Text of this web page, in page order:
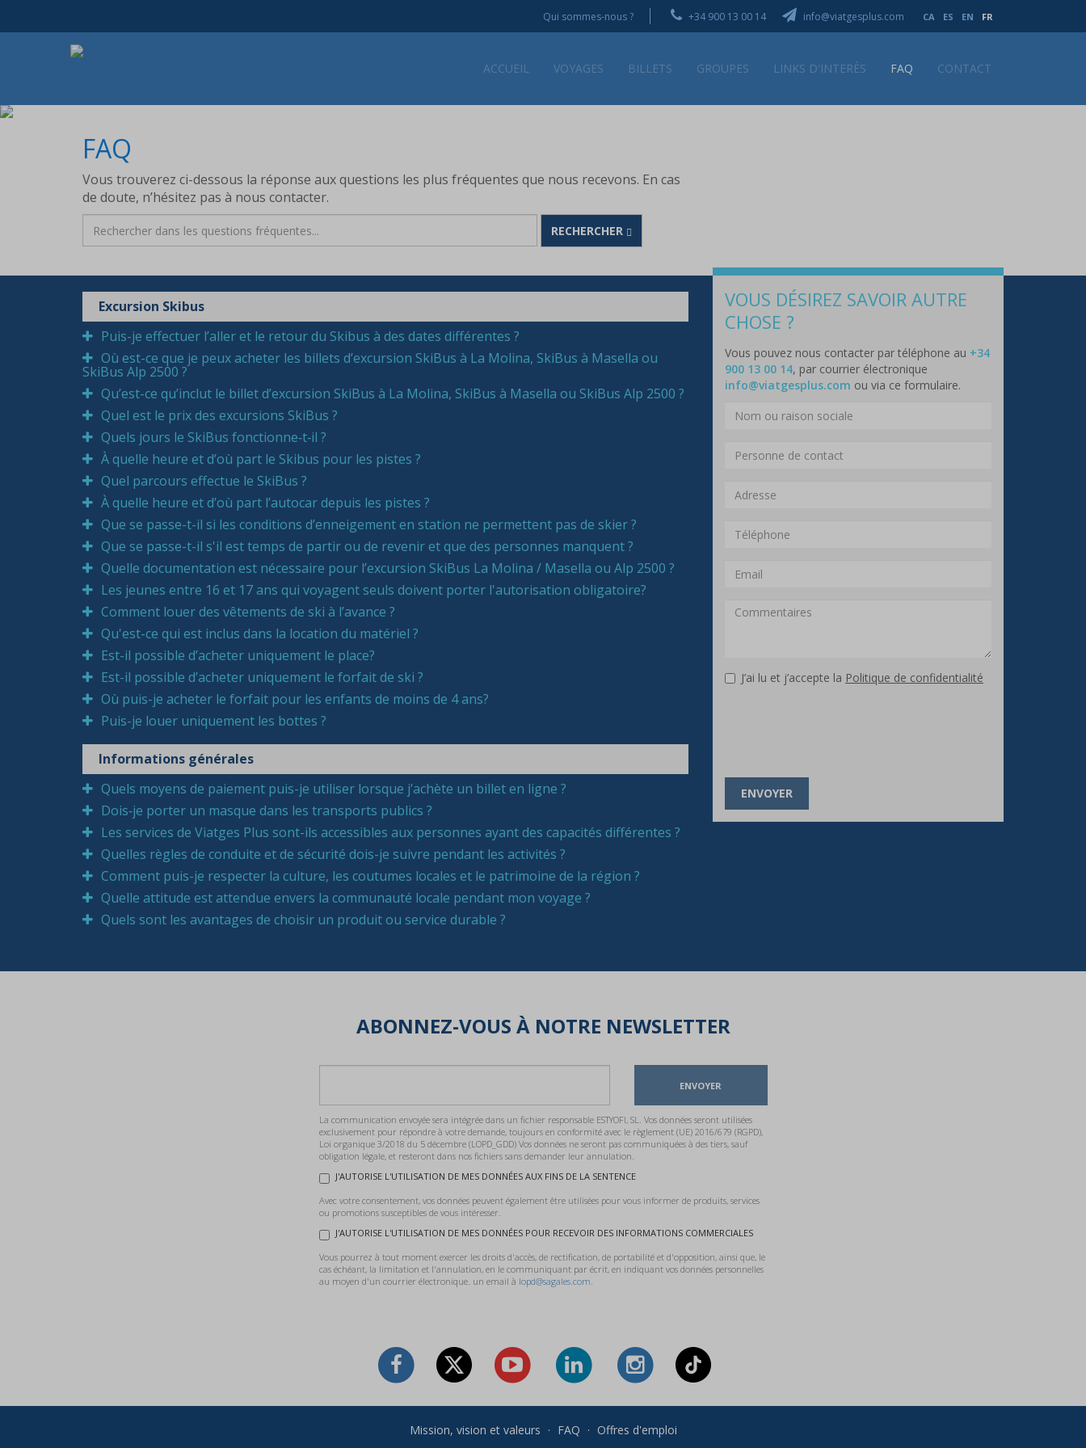
Qui sommes-nous ? +34 900 13 00 14 info@viatgesplus.com CA ES EN FR
ACCUEIL VOYAGES BILLETS GROUPES LINKS D'INTERÈS FAQ CONTACT
FAQ
Vous trouverez ci-dessous la réponse aux questions les plus fréquentes que nous recevons. En cas
de doute, n’hésitez pas à nous contacter.
RECHERCHER
Excursion Skibus
Puis-je effectuer l’aller et le retour du Skibus à des dates différentes ?
Où est-ce que je peux acheter les billets d’excursion SkiBus à La Molina, SkiBus à Masella ou
SkiBus Alp 2500 ?
Qu’est-ce qu’inclut le billet d’excursion SkiBus à La Molina, SkiBus à Masella ou SkiBus Alp 2500 ?
Quel est le prix des excursions SkiBus ?
Quels jours le SkiBus fonctionne‑t‑il ?
À quelle heure et d’où part le Skibus pour les pistes ?
Quel parcours effectue le SkiBus ?
À quelle heure et d’où part l’autocar depuis les pistes ?
Que se passe-t-il si les conditions d’enneigement en station ne permettent pas de skier ?
Que se passe-t-il s'il est temps de partir ou de revenir et que des personnes manquent ?
Quelle documentation est nécessaire pour l’excursion SkiBus La Molina / Masella ou Alp 2500 ?
Les jeunes entre 16 et 17 ans qui voyagent seuls doivent porter l'autorisation obligatoire?
Comment louer des vêtements de ski à l’avance ?
Qu'est-ce qui est inclus dans la location du matériel ?
Est-il possible d’acheter uniquement le place?
Est-il possible d’acheter uniquement le forfait de ski ?
Où puis-je acheter le forfait pour les enfants de moins de 4 ans?
Puis-je louer uniquement les bottes ?
Informations générales
Quels moyens de paiement puis-je utiliser lorsque j’achète un billet en ligne ?
Dois‑je porter un masque dans les transports publics ?
Les services de Viatges Plus sont-ils accessibles aux personnes ayant des capacités différentes ?
Quelles règles de conduite et de sécurité dois-je suivre pendant les activités ?
Comment puis-je respecter la culture, les coutumes locales et le patrimoine de la région ?
Quelle attitude est attendue envers la communauté locale pendant mon voyage ?
Quels sont les avantages de choisir un produit ou service durable ?
VOUS DÉSIREZ SAVOIR AUTRE
CHOSE ?
Vous pouvez nous contacter par téléphone au +34
900 13 00 14, par courrier électronique
info@viatgesplus.com ou via ce formulaire.
J’ai lu et j’accepte la Politique de confidentialité
ENVOYER
ABONNEZ-VOUS À NOTRE NEWSLETTER
ENVOYER
La communication envoyée sera intégrée dans un fichier responsable ESTYOFI, SL. Vos données seront utilisées
exclusivement pour répondre à votre demande, toujours en conformité avec le règlement (UE) 2016/679 (RGPD),
Loi organique 3/2018 du 5 décembre (LOPD_GDD) Vos données ne seront pas communiquées à des tiers, sauf
obligation légale, et resteront dans nos fichiers sans demander leur annulation.
J'AUTORISE L'UTILISATION DE MES DONNÉES AUX FINS DE LA SENTENCE
Avec votre consentement, vos données peuvent également être utilisées pour vous informer de produits, services
ou promotions susceptibles de vous intéresser.
J'AUTORISE L'UTILISATION DE MES DONNÉES POUR RECEVOIR DES INFORMATIONS COMMERCIALES
Vous pourrez à tout moment exercer les droits d'accès, de rectification, de portabilité et d'opposition, ainsi que, le
cas échéant, la limitation et l'annulation, en le communiquant par écrit, en indiquant vos données personnelles
au moyen d'un courrier électronique. un email à lopd@sagales.com.
Mission, vision et valeurs · FAQ · Offres d'emploi